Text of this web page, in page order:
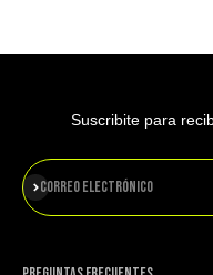
Suscribite para
Correo electrónico
Suscribirse